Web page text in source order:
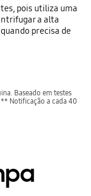
pois utiliza uma
a alta
precisa de
Baseado em testes
Notificação a cada 40